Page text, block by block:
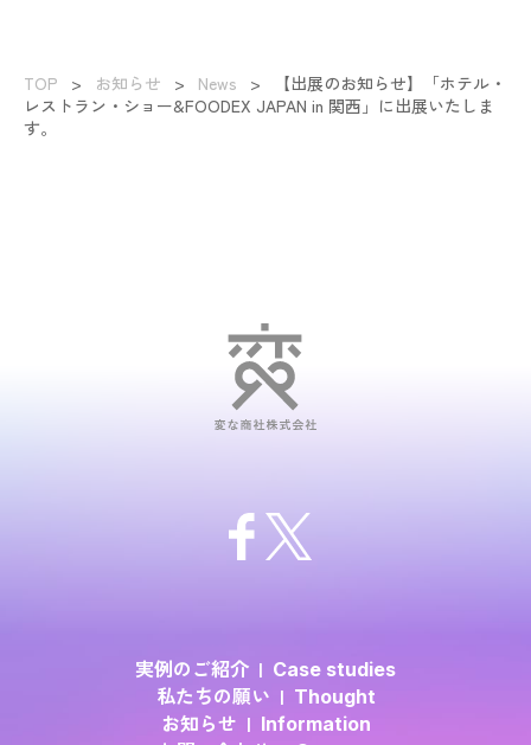
TOP > お知らせ > News >
【出展のお知らせ】「ホテル・
レストラン・ショー&FOODEX JAPAN in 関西」に出展いたしま
す。
実例のご紹介 Case studies
私たちの願い Thought
お知らせ Information